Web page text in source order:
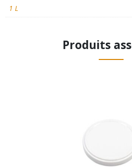
1 L
Produits